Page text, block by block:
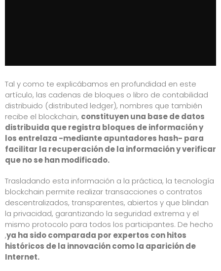
Tal y como te explicábamos en profundidad en este
artículo, las cadenas de bloques o libro de contabilidad
distribuido (distributed ledger), nombres que también
recibe el blockchain, constituyen una base de datos
distribuida que registra bloques de información y
los entrelaza -mediante apuntadores hash- para
facilitar la recuperación de la información y verificar
que no se han modificado.
Trasladando esta información a la práctica, la tecnología
blockchain permite realizar transacciones o contratos
descentralizados, transparentes, abiertos y que blindan
la privacidad, garantizando la seguridad extrema y el
mismo protocolo para todos los participantes. De hecho
,ya ha sido comparada por expertos con hitos
históricos de la innovación como la aparición de
Internet.